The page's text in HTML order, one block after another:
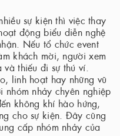
sự kiện thì việc thay
động biểu diễn nghệ
Nếu tổ chức event
khách mời, người xem
thiếu đi sự thú ví.
linh hoạt hay những vũ
nhảy chyên nghiệp
không khí hào hứng,
cho sự kiện. Đây cũng
cấp nhóm nhảy của